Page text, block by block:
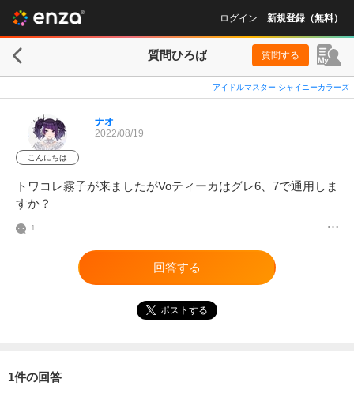
ログイン 新規登録（無料）
質問ひろば 質問する
アイドルマスター シャイニーカラーズ
こんにちは
ナオ
2022/08/19
トワコレ霧子が来ましたがVoティーカはグレ6、7で通用しま
すか？
1
回答する
ポストする
1件の回答